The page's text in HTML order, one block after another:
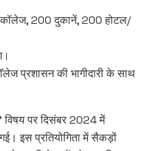
200 दुकानें, 200 होटल/
प्रशासन की भागीदारी के साथ
विषय पर दिसंबर 2024 में
इस प्रतियोगिता में सैकड़ों